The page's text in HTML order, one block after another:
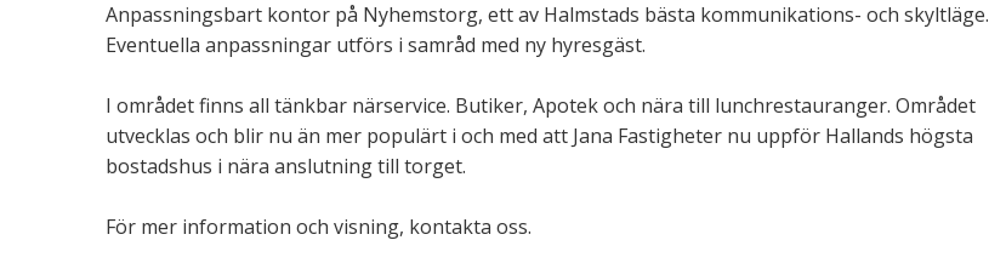
Anpassningsbart kontor på Nyhemstorg, ett av Halmstads bästa kommunikations- och skyltläge.
Eventuella anpassningar utförs i samråd med ny hyresgäst.
I området finns all tänkbar närservice. Butiker, Apotek och nära till lunchrestauranger. Området
utvecklas och blir nu än mer populärt i och med att Jana Fastigheter nu uppför Hallands högsta
bostadshus i nära anslutning till torget.
För mer information och visning, kontakta oss.